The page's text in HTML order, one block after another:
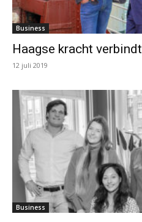
Business
Haagse kracht verbindt
12 juli 2019
Business